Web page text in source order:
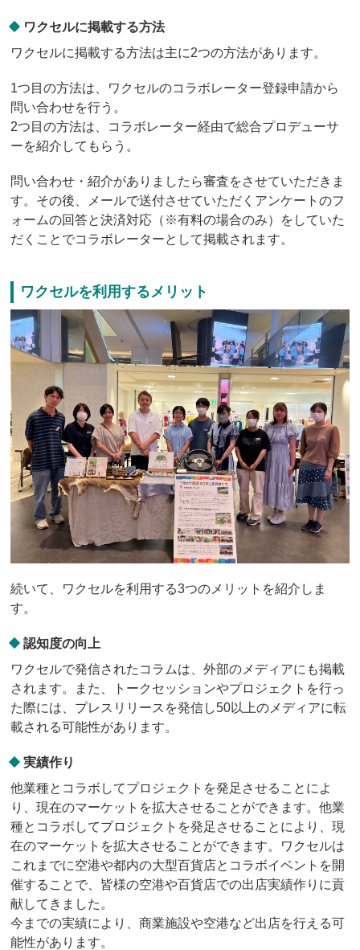
ワクセルに掲載する方法
ワクセルに掲載する方法は主に2つの方法があります。
1つ目の方法は、ワクセルのコラボレーター登録申請から
問い合わせを行う。
2つ目の方法は、コラボレーター経由で総合プロデューサ
ーを紹介してもらう。
問い合わせ・紹介がありましたら審査をさせていただきま
す。その後、メールで送付させていただくアンケートのフ
ォームの回答と決済対応（※有料の場合のみ）をしていた
だくことでコラボレーターとして掲載されます。
ワクセルを利用するメリット
続いて、ワクセルを利用する3つのメリットを紹介しま
す。
認知度の向上
ワクセルで発信されたコラムは、外部のメディアにも掲載
されます。また、トークセッションやプロジェクトを行っ
た際には、プレスリリースを発信し50以上のメディアに転
載される可能性があります。
実績作り
他業種とコラボしてプロジェクトを発足させることによ
り、現在のマーケットを拡大させることができます。他業
種とコラボしてプロジェクトを発足させることにより、現
在のマーケットを拡大させることができます。ワクセルは
これまでに空港や都内の大型百貨店とコラボイベントを開
催することで、皆様の空港や百貨店での出店実績作りに貢
献してきました。
今までの実績により、商業施設や空港など出店を行える可
能性があります。